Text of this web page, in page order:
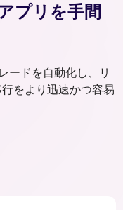
プリを手間
ードを自動化し、リ
をより迅速かつ容易